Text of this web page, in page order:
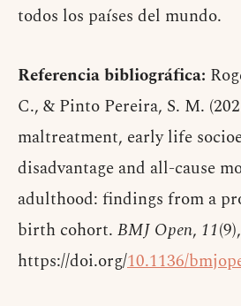
todos los países del mundo.
Referencia bibliográfica:
C., & Pinto Pereira, S. M.
maltreatment, early life
disadvantage and all-cause
adulthood: findings from a
birth cohort. BMJ Open, 11
https://doi.org/10.1136/